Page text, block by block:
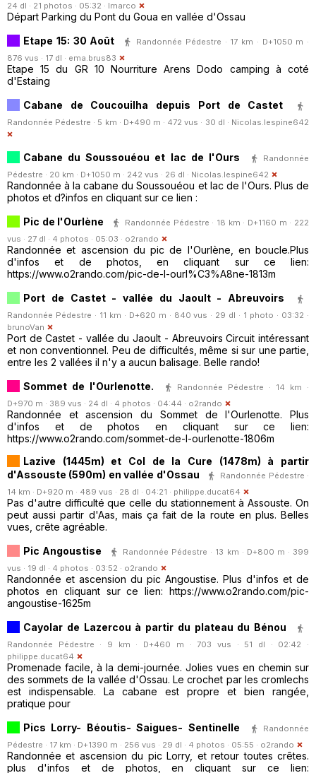
24 dl · 21 photos · 05:32 · lmarco
Départ Parking du Pont du Goua en vallée d'Ossau
Etape 15: 30 Août
Randonnée Pédestre · 17 km · D+1050 m ·
876 vus · 17 dl · ema.brus83
Etape 15 du GR 10 Nourriture Arens Dodo camping à coté
d'Estaing
Cabane de Coucouilha depuis Port de Castet
Randonnée Pédestre · 5 km · D+490 m · 472 vus · 30 dl · Nicolas.lespine642
Cabane du Soussouéou et lac de l'Ours
Randonnée
Pédestre · 20 km · D+1050 m · 242 vus · 26 dl · Nicolas.lespine642
Randonnée à la cabane du Soussouéou et lac de l'Ours. Plus de
photos et d?infos en cliquant sur ce lien :
Pic de l'Ourlène
Randonnée Pédestre · 18 km · D+1160 m · 222
vus · 27 dl · 4 photos · 05:03 · o2rando
Randonnée et ascension du pic de l'Ourlène, en boucle.Plus
d'infos et de photos, en cliquant sur ce lien:
https://www.o2rando.com/pic-de-l-ourl%C3%A8ne-1813m
Port de Castet - vallée du Jaoult - Abreuvoirs
Randonnée Pédestre · 11 km · D+620 m · 840 vus · 29 dl · 1 photo · 03:32 ·
brunoVan
Port de Castet - vallée du Jaoult - Abreuvoirs Circuit intéressant
et non conventionnel. Peu de difficultés, même si sur une partie,
entre les 2 vallées il n'y a aucun balisage. Belle rando!
Sommet de l'Ourlenotte.
Randonnée Pédestre · 14 km ·
D+970 m · 389 vus · 24 dl · 4 photos · 04:44 · o2rando
Randonnée et ascension du Sommet de l'Ourlenotte. Plus
d'infos et de photos en cliquant sur ce lien:
https://www.o2rando.com/sommet-de-l-ourlenotte-1806m
Lazive (1445m) et Col de la Cure (1478m) à partir
d'Assouste (590m) en vallée d'Ossau
Randonnée Pédestre ·
14 km · D+920 m · 489 vus · 28 dl · 04:21 · philippe.ducat64
Pas d'autre difficulté que celle du stationnement à Assouste. On
peut aussi partir d'Aas, mais ça fait de la route en plus. Belles
vues, crête agréable.
Pic Angoustise
Randonnée Pédestre · 13 km · D+800 m · 399
vus · 19 dl · 4 photos · 03:52 · o2rando
Randonnée et ascension du pic Angoustise. Plus d'infos et de
photos en cliquant sur ce lien: https://www.o2rando.com/pic-
angoustise-1625m
Cayolar de Lazercou à partir du plateau du Bénou
Randonnée Pédestre · 9 km · D+460 m · 703 vus · 51 dl · 02:42 ·
philippe.ducat64
Promenade facile, à la demi-journée. Jolies vues en chemin sur
des sommets de la vallée d'Ossau. Le crochet par les cromlechs
est indispensable. La cabane est propre et bien rangée,
pratique pour
Pics Lorry- Béoutis- Saigues- Sentinelle
Randonnée
Pédestre · 17 km · D+1390 m · 256 vus · 29 dl · 4 photos · 05:55 · o2rando
Randonnée et ascension du pic Lorry, et retour toutes crêtes.
plus d'infos et de photos, en cliquant sur ce lien: